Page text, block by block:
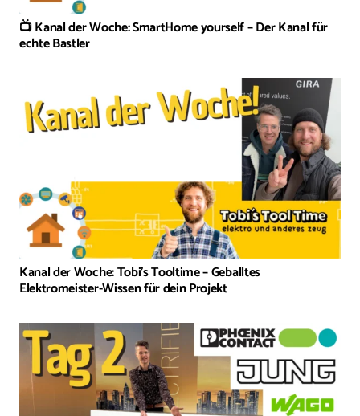
📺 Kanal der Woche: SmartHome yourself – Der Kanal für
echte Bastler
Kanal der Woche: Tobi’s Tooltime – Geballtes
Elektromeister-Wissen für dein Projekt